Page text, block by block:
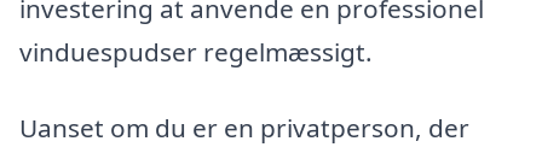
investering at anvende en professionel
vinduespudser regelmæssigt.
Uanset om du er en privatperson, der